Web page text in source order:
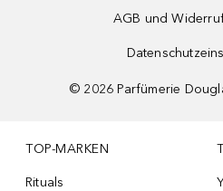
AGB und
© 2026 Parfümerie
TOP-MARKEN
Rituals